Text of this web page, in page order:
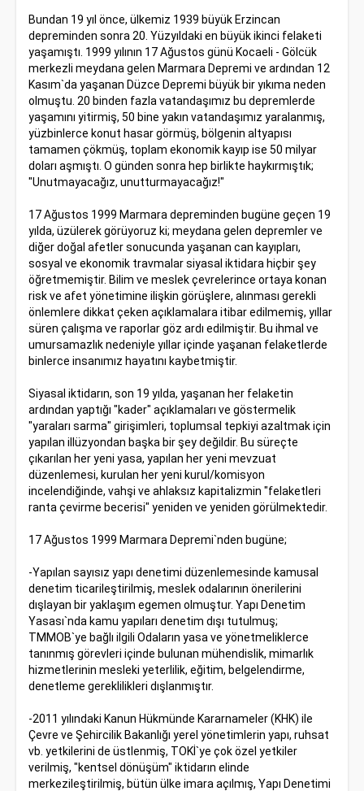
Bundan 19 yıl önce, ülkemiz 1939 büyük Erzincan
depreminden sonra 20. Yüzyıldaki en büyük ikinci felaketi
yaşamıştı. 1999 yılının 17 Ağustos günü Kocaeli - Gölcük
merkezli meydana gelen Marmara Depremi ve ardından 12
Kasım`da yaşanan Düzce Depremi büyük bir yıkıma neden
olmuştu. 20 binden fazla vatandaşımız bu depremlerde
yaşamını yitirmiş, 50 bine yakın vatandaşımız yaralanmış,
yüzbinlerce konut hasar görmüş, bölgenin altyapısı
tamamen çökmüş, toplam ekonomik kayıp ise 50 milyar
doları aşmıştı. O günden sonra hep birlikte haykırmıştık;
"Unutmayacağız, unutturmayacağız!"
17 Ağustos 1999 Marmara depreminden bugüne geçen 19
yılda, üzülerek görüyoruz ki; meydana gelen depremler ve
diğer doğal afetler sonucunda yaşanan can kayıpları,
sosyal ve ekonomik travmalar siyasal iktidara hiçbir şey
öğretmemiştir. Bilim ve meslek çevrelerince ortaya konan
risk ve afet yönetimine ilişkin görüşlere, alınması gerekli
önlemlere dikkat çeken açıklamalara itibar edilmemiş, yıllar
süren çalışma ve raporlar göz ardı edilmiştir. Bu ihmal ve
umursamazlık nedeniyle yıllar içinde yaşanan felaketlerde
binlerce insanımız hayatını kaybetmiştir.
Siyasal iktidarın, son 19 yılda, yaşanan her felaketin
ardından yaptığı "kader" açıklamaları ve göstermelik
"yaraları sarma" girişimleri, toplumsal tepkiyi azaltmak için
yapılan illüzyondan başka bir şey değildir. Bu süreçte
çıkarılan her yeni yasa, yapılan her yeni mevzuat
düzenlemesi, kurulan her yeni kurul/komisyon
incelendiğinde, vahşi ve ahlaksız kapitalizmin "felaketleri
ranta çevirme becerisi" yeniden ve yeniden görülmektedir.
17 Ağustos 1999 Marmara Depremi`nden bugüne;
-Yapılan sayısız yapı denetimi düzenlemesinde kamusal
denetim ticarileştirilmiş, meslek odalarının önerilerini
dışlayan bir yaklaşım egemen olmuştur. Yapı Denetim
Yasası`nda kamu yapıları denetim dışı tutulmuş;
TMMOB`ye bağlı ilgili Odaların yasa ve yönetmeliklerce
tanınmış görevleri içinde bulunan mühendislik, mimarlık
hizmetlerinin mesleki yeterlilik, eğitim, belgelendirme,
denetleme gereklilikleri dışlanmıştır.
-2011 yılındaki Kanun Hükmünde Kararnameler (KHK) ile
Çevre ve Şehircilik Bakanlığı yerel yönetimlerin yapı, ruhsat
vb. yetkilerini de üstlenmiş, TOKİ`ye çok özel yetkiler
verilmiş, "kentsel dönüşüm" iktidarın elinde
merkezileştirilmiş, bütün ülke imara açılmış, Yapı Denetimi